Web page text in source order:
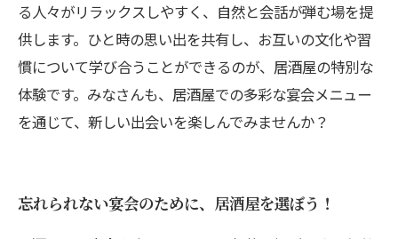
る人々がリラックスしやすく、自然と会話が弾む場を提
供します。ひと時の思い出を共有し、お互いの文化や習
慣について学び合うことができるのが、居酒屋の特別な
体験です。みなさんも、居酒屋での多彩な宴会メニュー
を通じて、新しい出会いを楽しんでみませんか？
忘れられない宴会のために、居酒屋を選ぼう！